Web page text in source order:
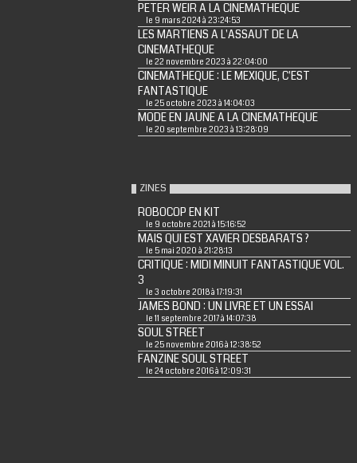
PETER WEIR A LA CINEMATHEQUE
le 9 mars 2024 à 23:24:53
LES MARTIENS A L'ASSAUT DE LA
CINEMATHEQUE
le 22 novembre 2023 à 22:04:00
CINEMATHEQUE : LE MEXIQUE, C'EST
FANTASTIQUE
le 25 octobre 2023 à 14:04:03
MODE EN JAUNE A LA CINEMATHEQUE
le 20 septembre 2023 à 13:28:09
ZINES
ROBOCOP EN KIT
le 9 octobre 2021 à 15:16:52
MAIS QUI EST XAVIER DESBARATS ?
le 5 mai 2020 à 21:28:13
CRITIQUE : MIDI MINUIT FANTASTIQUE VOL.
3
le 3 octobre 2018 à 17:19:31
JAMES BOND : UN LIVRE ET UN ESSAI
le 11 septembre 2017 à 14:07:38
SOUL STREET
le 25 novembre 2016 à 12:38:52
FANZINE SOUL STREET
le 24 octobre 2016 à 12:09:31